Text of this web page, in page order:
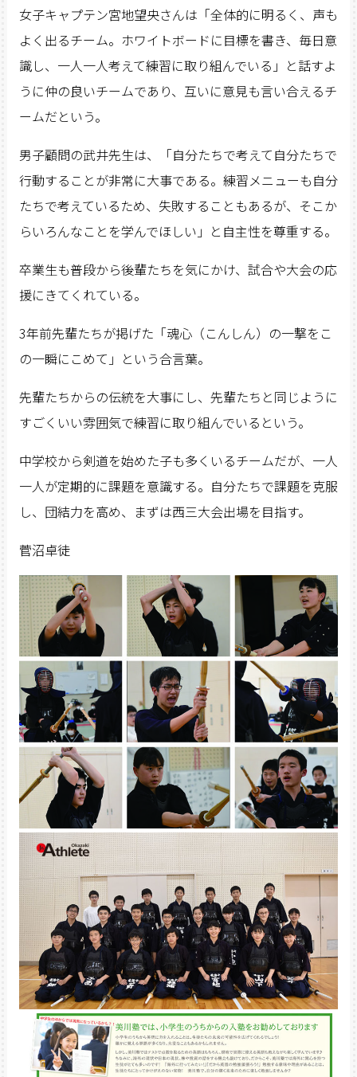
女子キャプテン宮地望央さんは「全体的に明るく、声も
よく出るチーム。ホワイトボードに目標を書き、毎日意
識し、一人一人考えて練習に取り組んでいる」と話すよ
うに仲の良いチームであり、互いに意見も言い合えるチ
ームだという。
男子顧問の武井先生は、「自分たちで考えて自分たちで
行動することが非常に大事である。練習メニューも自分
たちで考えているため、失敗することもあるが、そこか
らいろんなことを学んでほしい」と自主性を尊重する。
卒業生も普段から後輩たちを気にかけ、試合や大会の応
援にきてくれている。
3年前先輩たちが掲げた「魂心（こんしん）の一撃をこ
の一瞬にこめて」という合言葉。
先輩たちからの伝統を大事にし、先輩たちと同じように
すごくいい雰囲気で練習に取り組んでいるという。
中学校から剣道を始めた子も多くいるチームだが、一人
一人が定期的に課題を意識する。自分たちで課題を克服
し、団結力を高め、まずは西三大会出場を目指す。
菅沼卓徒